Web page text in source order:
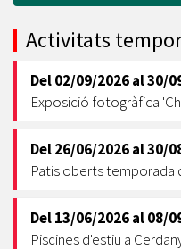
Activitats
Del02/09/2026al30/
Exposició fotogràfica
Del26/06/2026al30/
Patis oberts temporada
Del13/06/2026al08/
Piscines d'estiu a